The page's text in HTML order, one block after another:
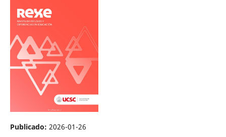
Publicado: 2026-01-26